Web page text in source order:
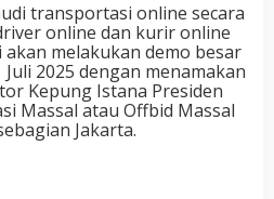
transportasi online secara
online dan kurir online
melakukan demo besar
2025 dengan menamakan
Kepung Istana Presiden
Massal atau Offbid Massal
Jakarta.